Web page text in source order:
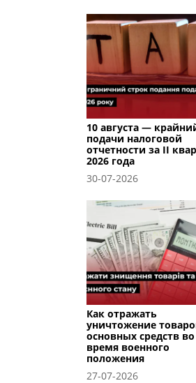
10 августа —
подачи налоговой
отчетности за II
2026 года
30-07-2026
Как отражать
уничтожение
основных средств во
время военного
положения
27-07-2026